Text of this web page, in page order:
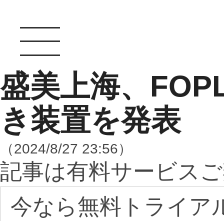
盛美上海、
き装置を発表
（2024/8/27 23:56）
記事は有料サービス
今なら無料トライア